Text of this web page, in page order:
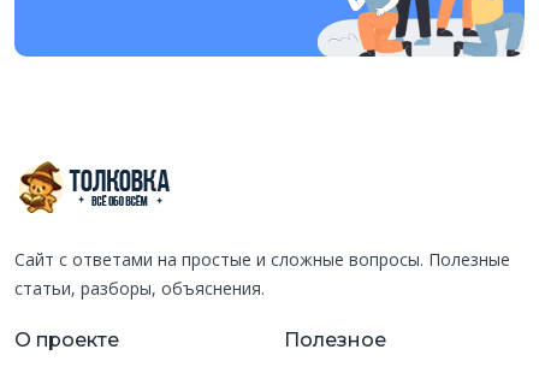
Сайт с ответами на простые и сложные вопросы. Полезные
статьи, разборы, объяснения.
О проекте
Полезное